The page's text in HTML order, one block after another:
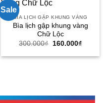
Sale
BÌA LỊCH GẬP KHUNG VÀNG
Bìa lịch gập khung vàng
Chữ Lộc
300.000₫
Giá
là:
160.000₫Giá
tại